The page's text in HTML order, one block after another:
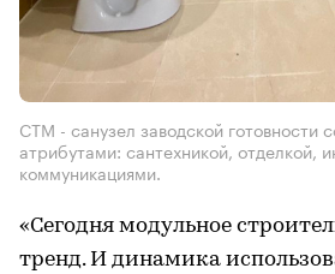
СТМ - санузел заводской готовности
атрибутами: сантехникой, отделкой,
коммуникациями.
«Сегодня модульное
тренд. И динамика